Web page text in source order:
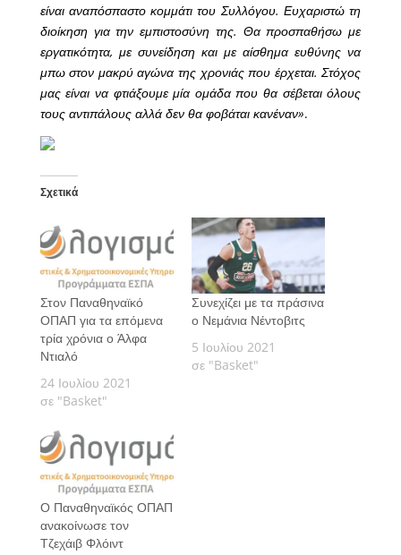
είναι αναπόσπαστο κομμάτι του Συλλόγου. Ευχαριστώ τη
διοίκηση για την εμπιστοσύνη της. Θα προσπαθήσω με
εργατικότητα, με συνείδηση και με αίσθημα ευθύνης να
μπω στον μακρύ αγώνα της χρονιάς που έρχεται. Στόχος
μας είναι να φτιάξουμε μία ομάδα που θα σέβεται όλους
τους αντιπάλους αλλά δεν θα φοβάται κανέναν».
Σχετικά
Στον Παναθηναϊκό
ΟΠΑΠ για τα επόμενα
τρία χρόνια ο Άλφα
Ντιαλό
24 Ιουλίου 2021
σε "Basket"
Συνεχίζει με τα πράσινα
ο Νεμάνια Νέντοβιτς
5 Ιουλίου 2021
σε "Basket"
Ο Παναθηναϊκός ΟΠΑΠ
ανακοίνωσε τον
Τζεχάιβ Φλόιντ